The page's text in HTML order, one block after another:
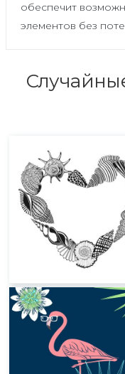
обеспечит
элементов без